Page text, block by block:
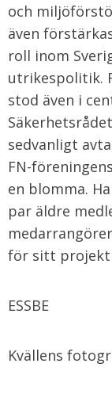
och
även
roll inom
utrikespolitik.
stod även i
sedvanligt
FN-
en blomma.
par äldre
för sitt
ESSBE
Kvällens